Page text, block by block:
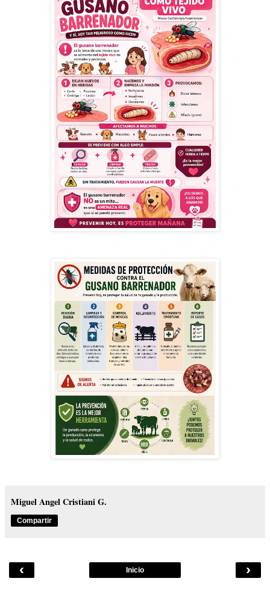
Miguel Angel Cristiani G.
Compartir
‹ ›
Inicio